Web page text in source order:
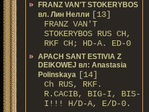
FRANZ VAN'T STOKERYBOS
вл. Лин Нелли [13]
FRANZ VAN'T
STOKERYBOS RUS CH,
RKF CH; НD-A. ED-0
APACH SANT ESTIVIA Z
DEIKOWEJ вл: Anastasia
Polinskaya [14]
Сh RUS, RKF.
R.CACIB, BIG-I, BIS-
I!!! Н/D-A, E/D-0.